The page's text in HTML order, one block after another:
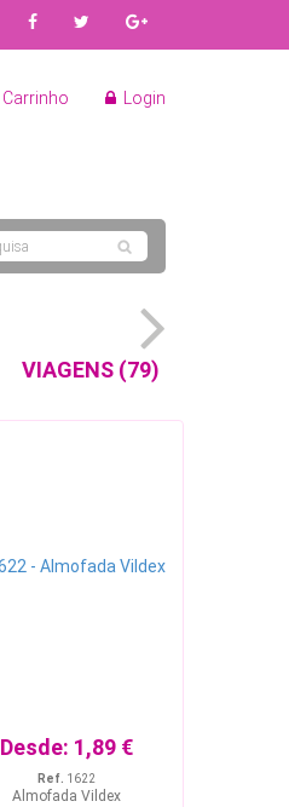
Carrinho Login
VIAGENS (79)
Desde: 1,89 €
Ref. 1622
Almofada Vildex